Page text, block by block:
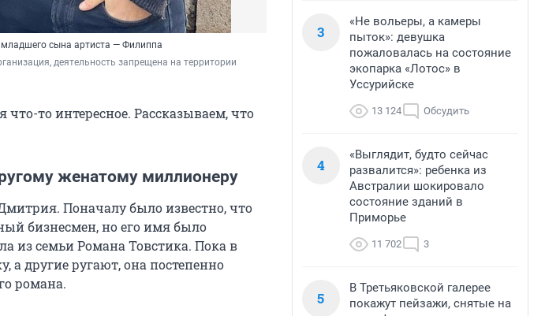
сына артиста — Филиппа
деятельность запрещена на территории
что-то интересное. Рассказываем, что
женатому миллионеру
Поначалу было известно, что
бизнесмен, но его имя было
из семьи Романа Товстика. Пока в
а другие ругают, она постепенно
романа.
3
«Не вольеры, а камеры
пыток»: девушка
пожаловалась на состояние
экопарка «Лотос» в
Уссурийске
13 124 Обсудить
4
«Выглядит, будто сейчас
развалится»: ребенка из
Австралии шокировало
состояние зданий в
Приморье
11 702 3
5
В Третьяковской галерее
покажут пейзажи, снятые на